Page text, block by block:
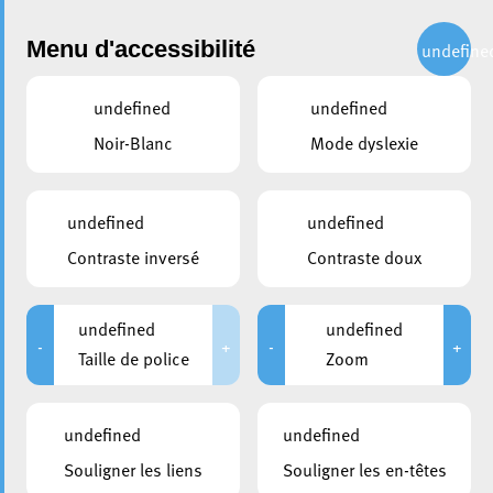
Administration
Dellheicht font du BICYCOOL
23 novembre 2022
Menu d'accessibilité
undefined
Noir-Blanc
undefined
Mode dyslexie
undefined
Contraste inversé
undefined
Contraste doux
-
undefined
Taille de police
+ -
undefined
Zoom
+
undefined
Souligner les liens
undefined
Souligner les en-têtes